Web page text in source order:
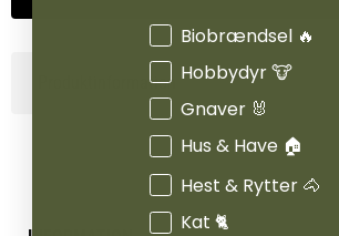
Produktinformation
Interesser
Biobrændsel 🔥
Hobbydyr 🐮
Gnaver 🐰
Hus & Have 🏠
Hest & Rytter 🐴
Kat 🐈